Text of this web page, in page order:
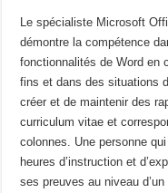
Le spécialiste Microsoft
démontre la compétence
fonctionnalités de Word en
fins et dans des situations
créer et de maintenir des
curriculum vitae et
colonnes.
Une personne
heures d’instruction et
ses preuves au niveau